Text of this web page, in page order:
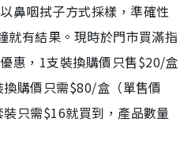
鼻咽拭子方式採樣，準確性
就有結果。現時於門市買滿指
惠，1支裝換購價只售$20/盒
換購價只需$80/盒（單售價
只需$16就買到，產品數量